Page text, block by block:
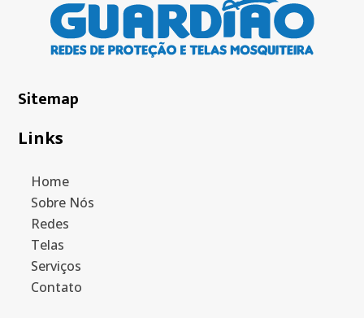
Sitemap
Links
Home
Sobre Nós
Redes
Telas
Serviços
Contato